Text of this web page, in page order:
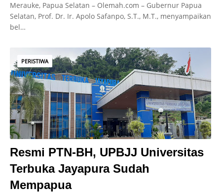
Merauke, Papua Selatan – Olemah.com – Gubernur Papua
Selatan, Prof. Dr. Ir. Apolo Safanpo, S.T., M.T., menyampaikan
bel…
PERISTIWA
Resmi PTN-BH, UPBJJ Universitas
Terbuka Jayapura Sudah
Mempapua